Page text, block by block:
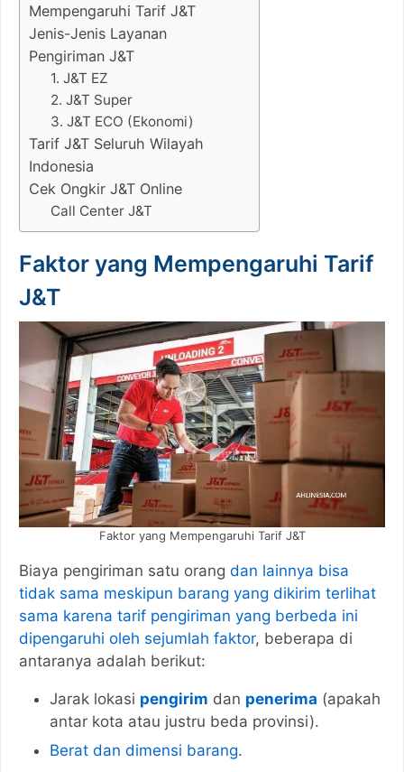
Mempengaruhi Tarif J&T
Jenis-Jenis Layanan
Pengiriman J&T
1. J&T EZ
2. J&T Super
3. J&T ECO (Ekonomi)
Tarif J&T Seluruh Wilayah
Indonesia
Cek Ongkir J&T Online
Call Center J&T
Faktor yang Mempengaruhi Tarif
J&T
Faktor yang Mempengaruhi Tarif J&T
Biaya pengiriman satu orang dan lainnya bisa
tidak sama meskipun barang yang dikirim terlihat
sama karena tarif pengiriman yang berbeda ini
dipengaruhi oleh sejumlah faktor, beberapa di
antaranya adalah berikut:
Jarak lokasi pengirim dan penerima (apakah
antar kota atau justru beda provinsi).
Berat dan dimensi barang.